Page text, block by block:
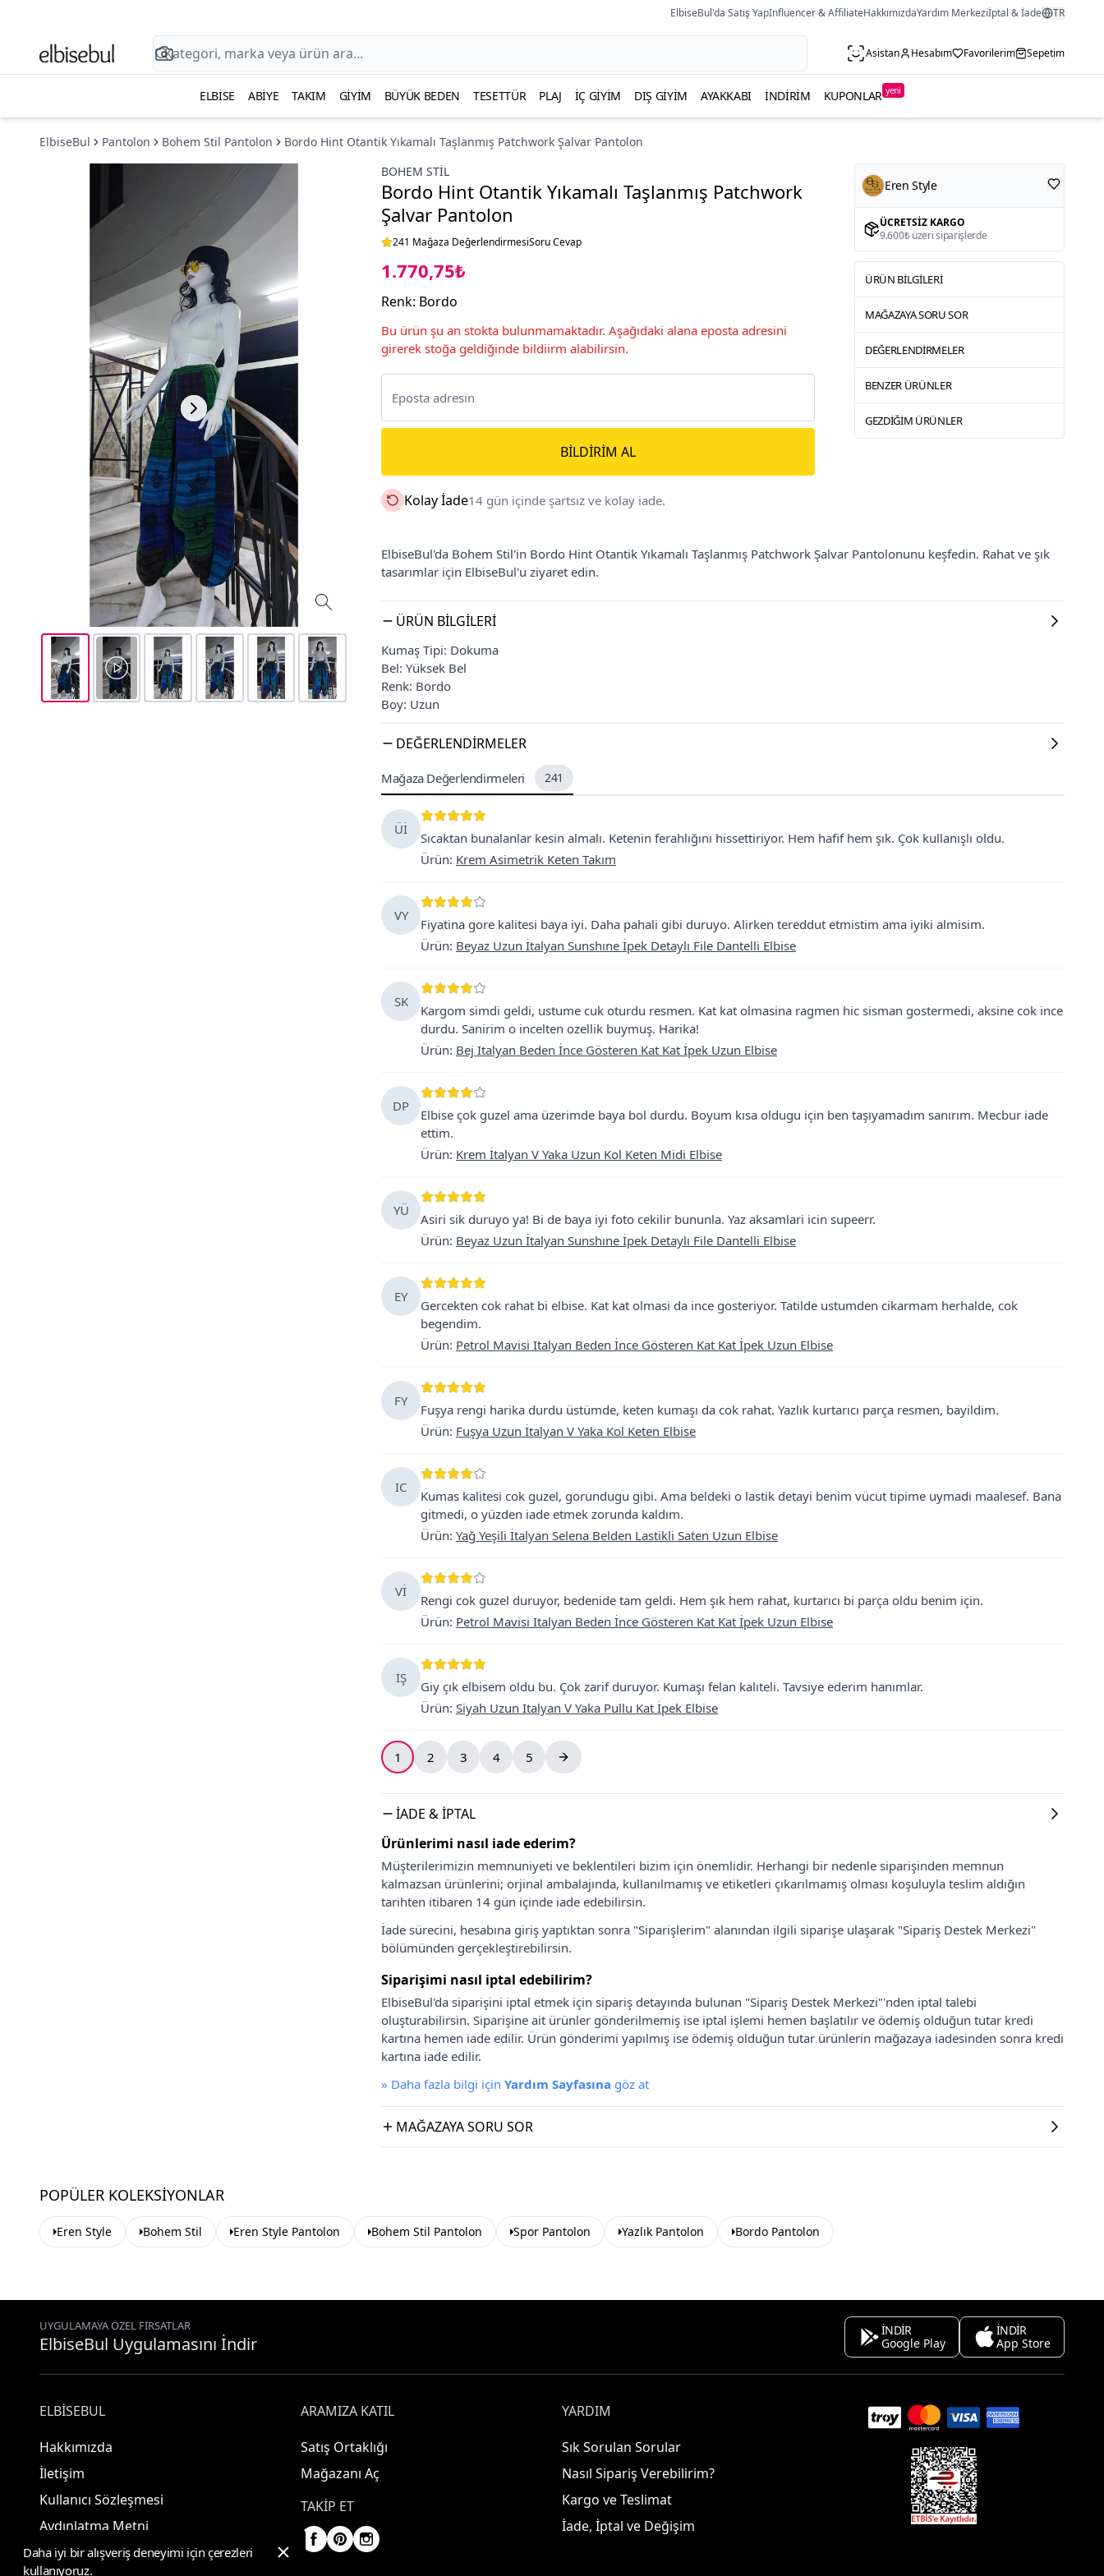
ElbiseBul'da Satış YapInfluencer & AffiliateHakkımızdaYardım Merkeziİptal & İade TR
Asistan Hesabım Favorilerim Sepetim
ELBISE ABIYE TAKIM GIYIM BÜYÜK BEDEN TESETTÜR PLAJ İÇ GIYIM DIŞ GIYIM AYAKKABI İNDIRIM KUPONLAR yeni
ElbiseBul Pantolon Bohem Stil Pantolon
Bordo Hint Otantik Yıkamalı Taşlanmış Patchwork Şalvar Pantolon
BOHEM STIL
Bordo Hint Otantik Yıkamalı Taşlanmış Patchwork
Şalvar Pantolon
241 Mağaza DeğerlendirmesiSoru Cevap
1.770,75₺
Renk: Bordo
Bu ürün şu an stokta bulunmamaktadır. Aşağıdaki alana eposta adresini
girerek stoğa geldiğinde bildiirm alabilirsin.
BILDIRIM AL
Kolay İade14 gün içinde şartsız ve kolay iade.
Eren Style
ÜCRETSIZ KARGO
9.600₺ üzeri siparişlerde
ÜRÜN BILGILERI
MAĞAZAYA SORU SOR
DEĞERLENDIRMELER
BENZER ÜRÜNLER
GEZDIĞIM ÜRÜNLER
ElbiseBul'da Bohem Stil'in Bordo Hint Otantik Yıkamalı Taşlanmış Patchwork Şalvar Pantolonunu keşfedin. Rahat ve şık
tasarımlar için ElbiseBul'u ziyaret edin.
ÜRÜN BILGILERI
Kumaş Tipi: Dokuma
Bel: Yüksek Bel
Renk: Bordo
Boy: Uzun
DEĞERLENDIRMELER
Mağaza Değerlendirmeleri 241
Üİ
Sıcaktan bunalanlar kesin almalı. Ketenin ferahlığını hissettiriyor. Hem hafif hem şık. Çok kullanışlı oldu.
Ürün: Krem Asimetrik Keten Takım
VY
Fiyatina gore kalitesi baya iyi. Daha pahali gibi duruyo. Alirken tereddut etmistim ama iyiki almisim.
Ürün: Beyaz Uzun İtalyan Sunshıne İpek Detaylı File Dantelli Elbise
SK
Kargom simdi geldi, ustume cuk oturdu resmen. Kat kat olmasina ragmen hic sisman gostermedi, aksine cok ince
durdu. Sanirim o incelten ozellik buymuş. Harika!
Ürün: Bej Italyan Beden İnce Gösteren Kat Kat İpek Uzun Elbise
DP
Elbise çok guzel ama üzerimde baya bol durdu. Boyum kısa oldugu için ben taşıyamadım sanırım. Mecbur iade
ettim.
Ürün: Krem İtalyan V Yaka Uzun Kol Keten Midi Elbise
YÜ
Asiri sik duruyo ya! Bi de baya iyi foto cekilir bununla. Yaz aksamlari icin supeerr.
Ürün: Beyaz Uzun İtalyan Sunshıne İpek Detaylı File Dantelli Elbise
EY
Gercekten cok rahat bi elbise. Kat kat olmasi da ince gosteriyor. Tatilde ustumden cikarmam herhalde, cok
begendim.
Ürün: Petrol Mavisi Italyan Beden İnce Gösteren Kat Kat İpek Uzun Elbise
FY
Fuşya rengi harika durdu üstümde, keten kumaşı da cok rahat. Yazlık kurtarıcı parça resmen, bayildim.
Ürün: Fuşya Uzun İtalyan V Yaka Kol Keten Elbise
IC
Kumas kalitesi cok guzel, gorundugu gibi. Ama beldeki o lastik detayi benim vücut tipime uymadi maalesef. Bana
gitmedi, o yüzden iade etmek zorunda kaldım.
Ürün: Yağ Yeşili İtalyan Selena Belden Lastikli Saten Uzun Elbise
Vİ
Rengi cok guzel duruyor, bedenide tam geldi. Hem şık hem rahat, kurtarıcı bi parça oldu benim için.
Ürün: Petrol Mavisi Italyan Beden İnce Gösteren Kat Kat İpek Uzun Elbise
IŞ
Giy çık elbisem oldu bu. Çok zarif duruyor. Kumaşı felan kalıteli. Tavsiye ederim hanımlar.
Ürün: Siyah Uzun Italyan V Yaka Pullu Kat İpek Elbise
1 2 3 4 5
İADE & İPTAL
Ürünlerimi nasıl iade ederim?
Müşterilerimizin memnuniyeti ve beklentileri bizim için önemlidir. Herhangi bir nedenle siparişinden memnun
kalmazsan ürünlerini; orjinal ambalajında, kullanılmamış ve etiketleri çıkarılmamış olması koşuluyla teslim aldığın
tarihten itibaren 14 gün içinde iade edebilirsin.
İade sürecini, hesabına giriş yaptıktan sonra "Siparişlerim" alanından ilgili siparişe ulaşarak "Sipariş Destek Merkezi"
bölümünden gerçekleştirebilirsin.
Siparişimi nasıl iptal edebilirim?
ElbiseBul'da siparişini iptal etmek için sipariş detayında bulunan "Sipariş Destek Merkezi"'nden iptal talebi
oluşturabilirsin. Siparişine ait ürünler gönderilmemiş ise iptal işlemi hemen başlatılır ve ödemiş olduğun tutar kredi
kartına hemen iade edilir. Ürün gönderimi yapılmış ise ödemiş olduğun tutar ürünlerin mağazaya iadesinden sonra kredi
kartına iade edilir.
» Daha fazla bilgi için Yardım Sayfasına göz at
MAĞAZAYA SORU SOR
POPÜLER KOLEKSIYONLAR
Eren Style Bohem Stil Eren Style Pantolon Bohem Stil Pantolon Spor Pantolon Yazlık Pantolon Bordo Pantolon
UYGULAMAYA ÖZEL FIRSATLAR
ElbiseBul Uygulamasını İndir
İNDİR
Google Play
İNDİR
App Store
ELBISEBUL
Hakkımızda
İletişim
Kullanıcı Sözleşmesi
Aydınlatma Metni
ARAMIZA KATIL
Satış Ortaklığı
Mağazanı Aç
TAKIP ET
YARDIM
Sık Sorulan Sorular
Nasıl Sipariş Verebilirim?
Kargo ve Teslimat
İade, İptal ve Değişim
Daha iyi bir alışveriş deneyimi için çerezleri
kullanıyoruz.